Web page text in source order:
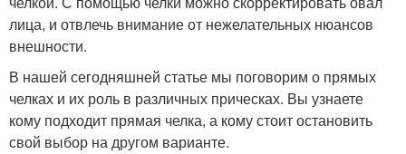
лица, и отвлечь внимание от нежелательных нюансов
внешности.
В нашей сегодняшней статье мы поговорим о прямых
челках и их роль в различных прическах. Вы узнаете
кому подходит прямая челка, а кому стоит остановить
свой выбор на другом варианте.